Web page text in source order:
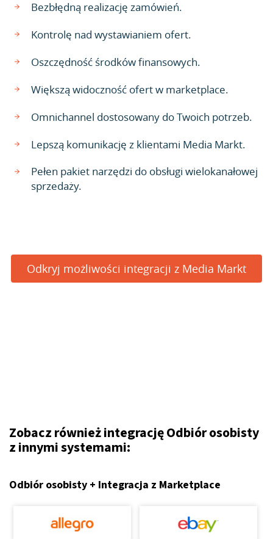
Bezbłędną realizację zamówień.
Kontrolę nad wystawianiem ofert.
Oszczędność środków finansowych.
Większą widoczność ofert w marketplace.
Omnichannel dostosowany do Twoich potrzeb.
Lepszą komunikację z klientami Media Markt.
Pełen pakiet narzędzi do obsługi wielokanałowej
sprzedaży.
Odkryj możliwości integracji z Media Markt
Zobacz również integrację Odbiór osobisty
z innymi systemami:
Odbiór osobisty + Integracja z Marketplace